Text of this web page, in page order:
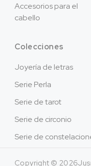
Accesorios para el
cabello
Colecciones
Joyería de letras
Serie Perla
Serie de tarot
Serie de circonio
Serie de
Copyright ©